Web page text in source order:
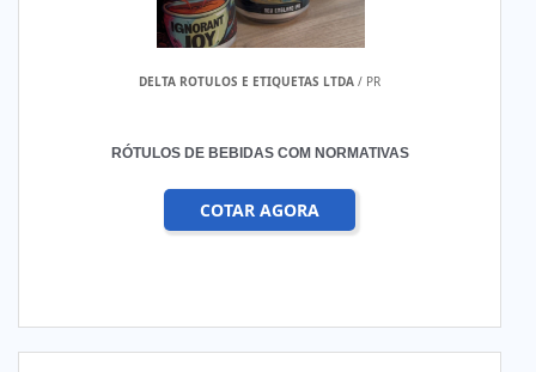
DELTA ROTULOS E ETIQUETAS LTDA / PR
RÓTULOS DE BEBIDAS COM NORMATIVAS
COTAR AGORA